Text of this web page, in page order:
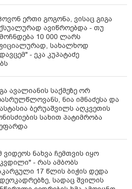
ერთი გოგონა, ვისაც გიგა
ავიწროებდა - თუ
10 000 ლარს
სახალხოდ
- ეკა კუპატაძე
ავალიანის საქმეზე ორ
ნია იმნაძესა და
ბერუაშვილს აღკვეთის
სახით პატიმრობა
ვიდეოს ნახვა ჩემთვის იყო
- რას ამბობს
17 წლის ბიჭის დედა
სადაც შვილის